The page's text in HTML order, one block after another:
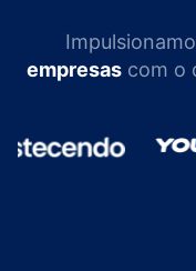
empresascom o